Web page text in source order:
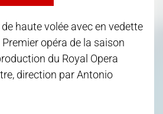
haute volée avec en vedette
opéra de la saison
du Royal Opera
direction par Antonio